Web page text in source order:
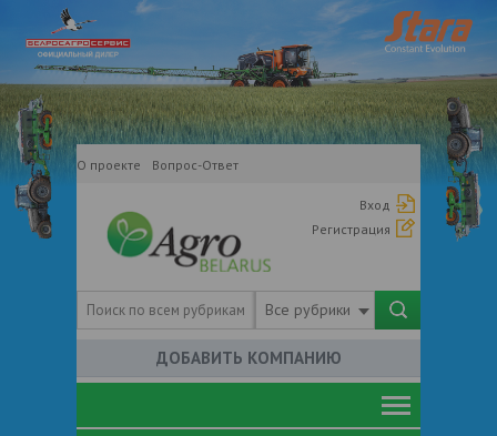
О проекте Вопрос-Ответ
Вход
Регистрация
Все рубрики
ДОБАВИТЬ КОМПАНИЮ